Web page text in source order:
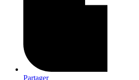
Partager